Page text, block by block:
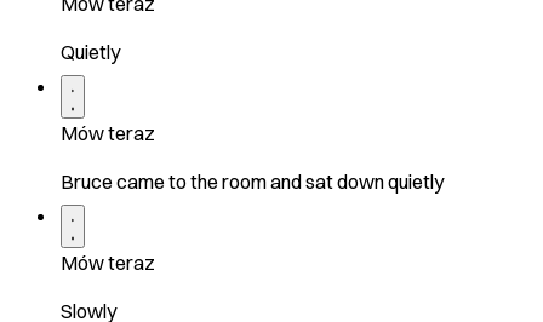
Quietly
Mów teraz
Bruce came to the room and sat down quietly
Mów teraz
Slowly